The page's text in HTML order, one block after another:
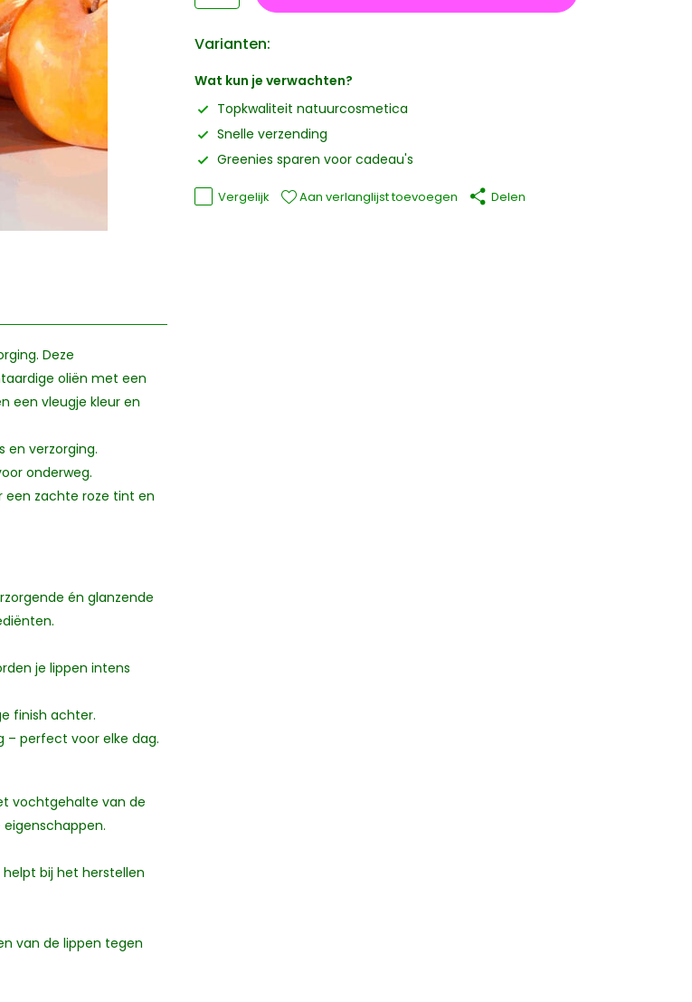
Deze
oliën met een
een vleugje kleur en
en verzorging.
onderweg.
een zachte roze tint en
én glanzende
je lippen intens
finish achter.
– perfect voor elke dag.
vochtgehalte van de
bij het herstellen
van de lippen tegen
Varianten:
Wat kun je verwachten?
Topkwaliteit natuurcosmetica
Snelle verzending
Greenies sparen voor cadeau's
Vergelijk Aan verlanglijst toevoegen Delen